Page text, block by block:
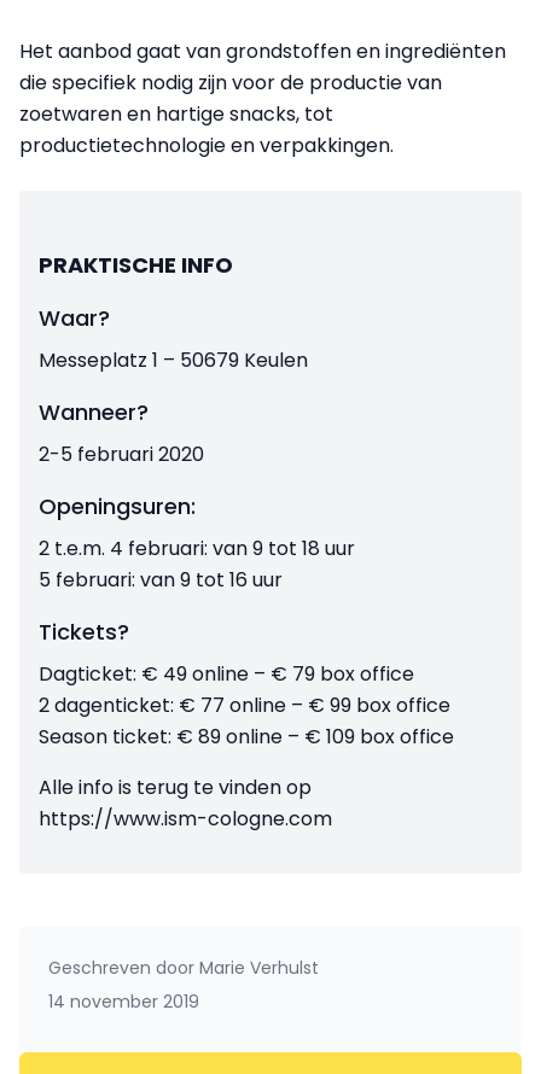
Het aanbod gaat van grondstoffen en ingrediënten
die specifiek nodig zijn voor de productie van
zoetwaren en hartige snacks, tot
productietechnologie en verpakkingen.
PRAKTISCHE INFO
Waar?
Messeplatz 1 – 50679 Keulen
Wanneer?
2-5 februari 2020
Openingsuren:
2 t.e.m. 4 februari: van 9 tot 18 uur
5 februari: van 9 tot 16 uur
Tickets?
Dagticket: € 49 online – € 79 box office
2 dagenticket: € 77 online – € 99 box office
Season ticket: € 89 online – € 109 box office
Alle info is terug te vinden op
https://www.ism-cologne.com
Geschreven door Marie Verhulst
14 november 2019